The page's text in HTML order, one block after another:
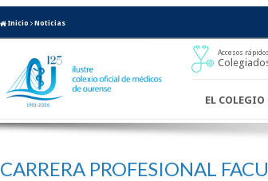
Inicio Noticias
Accesos
EL COLEGIO
CARRERA PROFESIONAL